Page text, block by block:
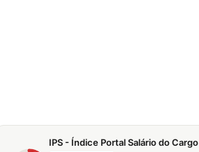
IPS - Índice Portal Salário do Cargo